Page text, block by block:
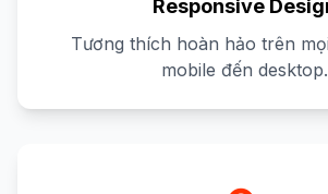
Responsive
Tương thích hoàn hảo trên
mobile đến desktop.